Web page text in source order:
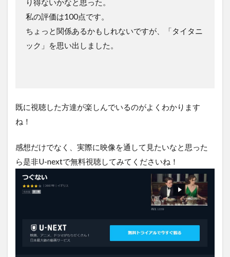
り得ないかなと思った。
私の評価は100点です。
ちょっと関係あるかもしれないですが、「タイタニ
ック」を思い出しました。
既に視聴した方達が楽しんでいるのがよくわかります
ね！
感想だけでなく、実際に映像を通して見たいなと思った
ら是非U-nextで無料視聴してみてくださいね！